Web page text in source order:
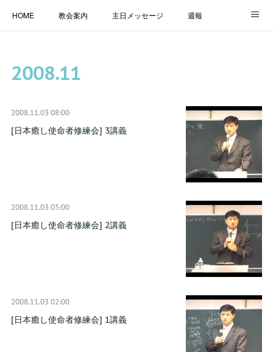
HOME 教会案内 主日メッセージ 週報
LINK
2008.11
2008.11.03 08:00
[日本癒し使命者修練会] 3講義
2008.11.03 05:00
[日本癒し使命者修練会] 2講義
2008.11.03 02:00
[日本癒し使命者修練会] 1講義